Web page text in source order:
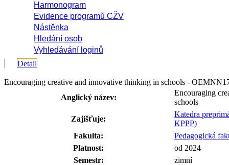
Harmonogram
Evidence programů CŽV
Nástěnka
Hledání osob
Vyhledávání loginů
Detail
Encouraging creative and innovative thinking in schools -
Anglický název:
Encouraging
schools
Zajišťuje:
Katedra
KPPP)
Fakulta:
Pedagogická
Platnost:
od 2024
Semestr:
zimní